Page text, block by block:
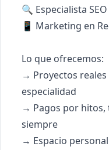
🔍 Especialista SEO
📱 Marketing en
Lo que ofrecemos:
→ Proyectos
especialidad
→ Pagos por
siempre
→ Espacio